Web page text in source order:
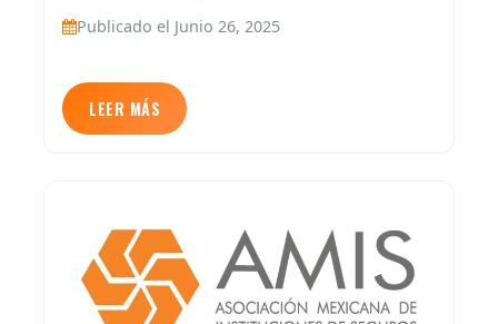
Publicado el Junio 26, 2025
LEER MÁS